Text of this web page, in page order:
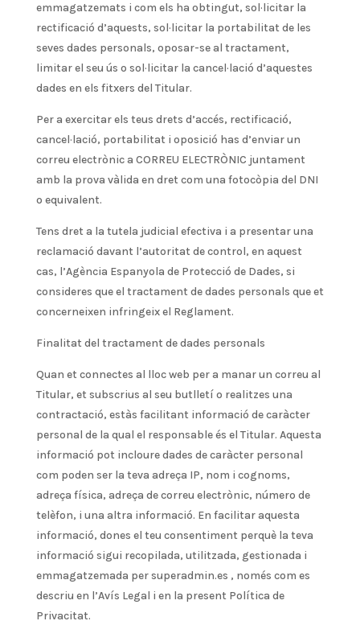
emmagatzemats i com els ha obtingut, sol·licitar la
rectificació d’aquests, sol·licitar la portabilitat de les
seves dades personals, oposar-se al tractament,
limitar el seu ús o sol·licitar la cancel·lació d’aquestes
dades en els fitxers del Titular.
Per a exercitar els teus drets d’accés, rectificació,
cancel·lació, portabilitat i oposició has d’enviar un
correu electrònic a CORREU ELECTRÒNIC juntament
amb la prova vàlida en dret com una fotocòpia del DNI
o equivalent.
Tens dret a la tutela judicial efectiva i a presentar una
reclamació davant l’autoritat de control, en aquest
cas, l’Agència Espanyola de Protecció de Dades, si
consideres que el tractament de dades personals que et
concerneixen infringeix el Reglament.
Finalitat del tractament de dades personals
Quan et connectes al lloc web per a manar un correu al
Titular, et subscrius al seu butlletí o realitzes una
contractació, estàs facilitant informació de caràcter
personal de la qual el responsable és el Titular. Aquesta
informació pot incloure dades de caràcter personal
com poden ser la teva adreça IP, nom i cognoms,
adreça física, adreça de correu electrònic, número de
telèfon, i una altra informació. En facilitar aquesta
informació, dones el teu consentiment perquè la teva
informació sigui recopilada, utilitzada, gestionada i
emmagatzemada per superadmin.es , només com es
descriu en l’Avís Legal i en la present Política de
Privacitat.